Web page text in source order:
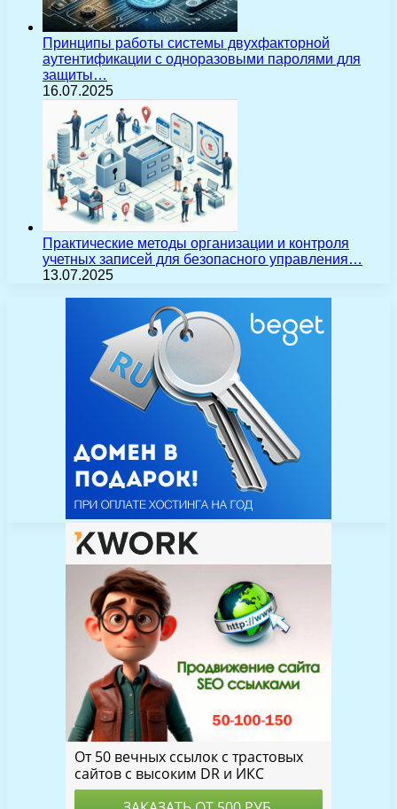
Принципы работы системы двухфакторной
аутентификации с одноразовыми паролями для
защиты…
16.07.2025
Практические методы организации и контроля
учетных записей для безопасного управления…
13.07.2025